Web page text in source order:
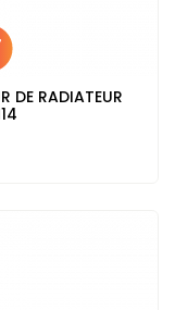
DE RADIATEUR